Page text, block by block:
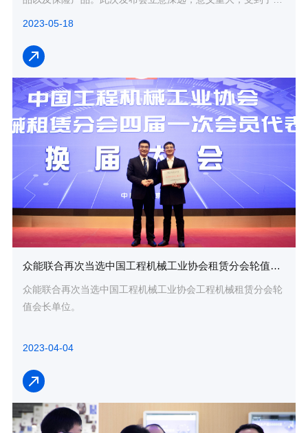
2023-05-18
众能联合再次当选中国工程机械工业协会租赁分会轮值会长单位
众能联合再次当选中国工程机械工业协会工程机械租赁分会轮
值会长单位。
2023-04-04